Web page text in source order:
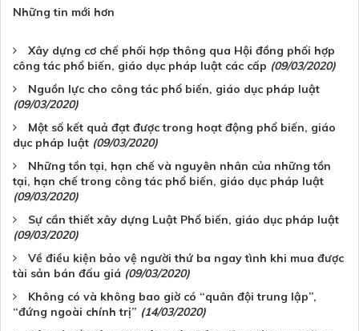
Những tin mới hơn
Xây dựng cơ chế phối hợp thông qua Hội đồng phối hợp
công tác phổ biến, giáo dục pháp luật các cấp (09/03/2020)
Nguồn lực cho công tác phổ biến, giáo dục pháp luật
(09/03/2020)
Một số kết quả đạt được trong hoạt động phổ biến, giáo
dục pháp luật (09/03/2020)
Những tồn tại, hạn chế và nguyên nhân của những tồn
tại, hạn chế trong công tác phổ biến, giáo dục pháp luật
(09/03/2020)
Sự cần thiết xây dựng Luật Phổ biến, giáo dục pháp luật
(09/03/2020)
Về điều kiện bảo vệ người thứ ba ngay tình khi mua được
tài sản bán đấu giá (09/03/2020)
Không có và không bao giờ có “quân đội trung lập”,
“đứng ngoài chính trị” (14/03/2020)